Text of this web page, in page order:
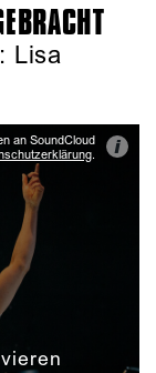
Lisa
an SoundCloud
. i